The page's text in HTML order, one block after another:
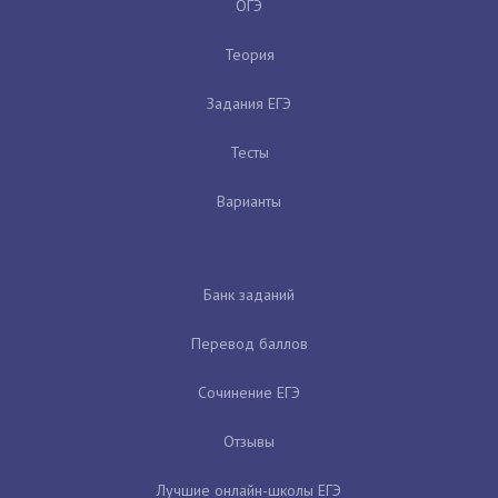
ОГЭ
Теория
Задания ЕГЭ
Тесты
Варианты
Банк заданий
Перевод баллов
Сочинение ЕГЭ
Отзывы
Лучшие онлайн-школы ЕГЭ